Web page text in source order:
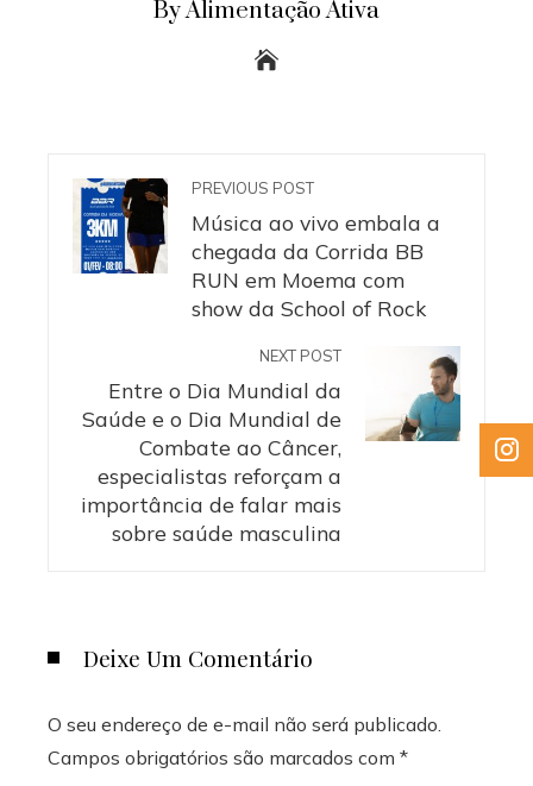
By Alimentação Ativa
PREVIOUS POST
Música ao vivo embala a
chegada da Corrida BB
RUN em Moema com
show da School of Rock
NEXT POST
Entre o Dia Mundial da
Saúde e o Dia Mundial de
Combate ao Câncer,
especialistas reforçam a
importância de falar mais
sobre saúde masculina
Deixe Um Comentário
O seu endereço de e-mail não será publicado.
Campos obrigatórios são marcados com *